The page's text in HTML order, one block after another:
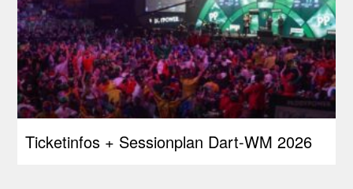
Ticketinfos + Sessionplan Dart-WM 2026